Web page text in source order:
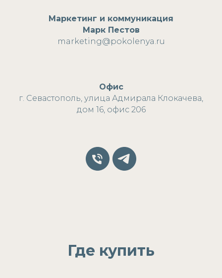
Маркетинг и коммуникация
Марк Пестов
marketing@pokolenya.ru
Офис
г. Севастополь, улица Адмирала Клокачева,
дом 16, офис 206
Где купить